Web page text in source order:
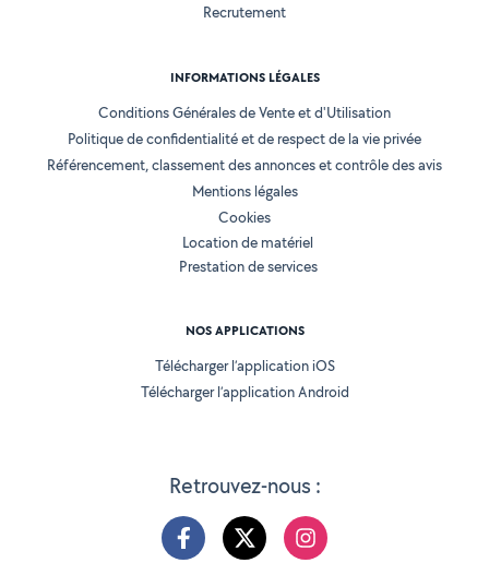
Retrouvez-nous :
Recrutement
INFORMATIONS LÉGALES
Conditions Générales de Vente et d'Utilisation
Politique de confidentialité et de respect de la vie privée
Référencement, classement des annonces et contrôle des avis
Mentions légales
Cookies
Location de matériel
Prestation de services
NOS APPLICATIONS
Télécharger l’application iOS
Télécharger l’application Android